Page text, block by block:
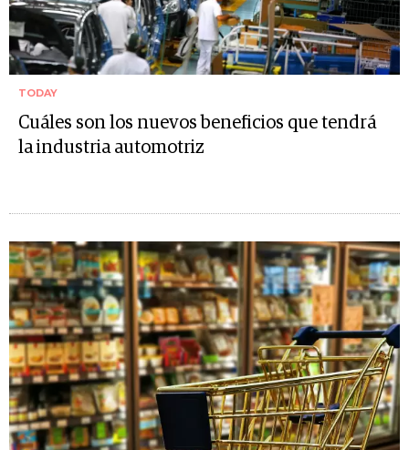
TODAY
Cuáles son los nuevos beneficios que tendrá
la industria automotriz